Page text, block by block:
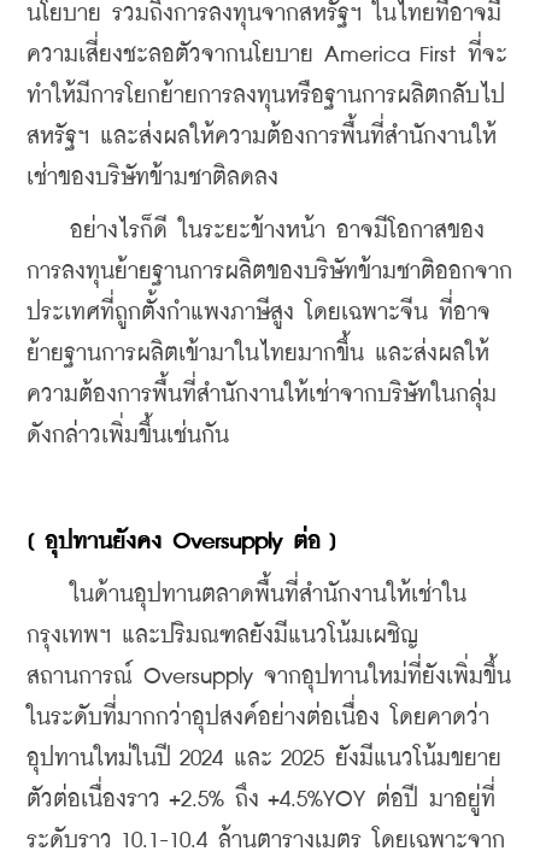
นโยบาย รวมถึงการลงทุนจากสหรัฐฯ ในไทยที่อาจมี
ความเสี่ยงชะลอตัวจากนโยบาย America First ที่จะ
ทำให้มีการโยกย้ายการลงทุนหรือฐานการผลิตกลับไป
สหรัฐฯ และส่งผลให้ความต้องการพื้นที่สำนักงานให้
เช่าของบริษัทข้ามชาติลดลง
อย่างไรก็ดี ในระยะข้างหน้า อาจมีโอกาสของ
การลงทุนย้ายฐานการผลิตของบริษัทข้ามชาติออกจาก
ประเทศที่ถูกตั้งกำแพงภาษีสูง โดยเฉพาะจีน ที่อาจ
ย้ายฐานการผลิตเข้ามาในไทยมากขึ้น และส่งผลให้
ความต้องการพื้นที่สำนักงานให้เช่าจากบริษัทในกลุ่ม
ดังกล่าวเพิ่มขึ้นเช่นกัน
[ อุปทานยังคง Oversupply ต่อ ]
ในด้านอุปทานตลาดพื้นที่สำนักงานให้เช่าใน
กรุงเทพฯ และปริมณฑลยังมีแนวโน้มเผชิญ
สถานการณ์ Oversupply จากอุปทานใหม่ที่ยังเพิ่มขึ้น
ในระดับที่มากกว่าอุปสงค์อย่างต่อเนื่อง โดยคาดว่า
อุปทานใหม่ในปี 2024 และ 2025 ยังมีแนวโน้มขยาย
ตัวต่อเนื่องราว +2.5% ถึง +4.5%YOY ต่อปี มาอยู่ที่
ระดับราว 10.1-10.4 ล้านตารางเมตร โดยเฉพาะจาก